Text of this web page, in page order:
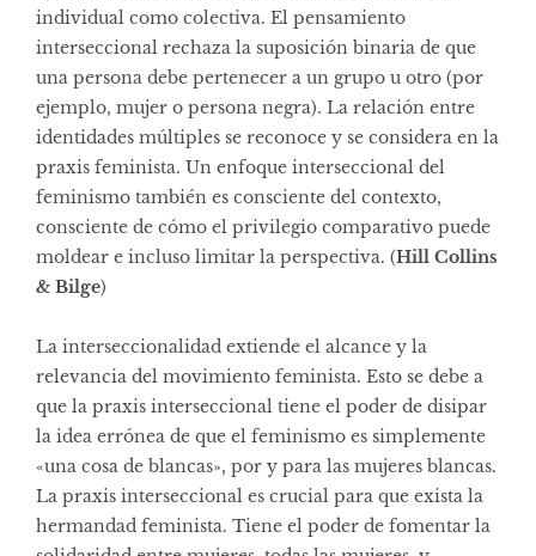
individual como colectiva. El pensamiento
interseccional rechaza la suposición binaria de que
una persona debe pertenecer a un grupo u otro (por
ejemplo, mujer o persona negra). La relación entre
identidades múltiples se reconoce y se considera en la
praxis feminista. Un enfoque interseccional del
feminismo también es consciente del contexto,
consciente de cómo el privilegio comparativo puede
moldear e incluso limitar la perspectiva. (Hill Collins
& Bilge)
La interseccionalidad extiende el alcance y la
relevancia del movimiento feminista. Esto se debe a
que la praxis interseccional tiene el poder de disipar
la idea errónea de que el feminismo es simplemente
«una cosa de blancas», por y para las mujeres blancas.
La praxis interseccional es crucial para que exista la
hermandad feminista. Tiene el poder de fomentar la